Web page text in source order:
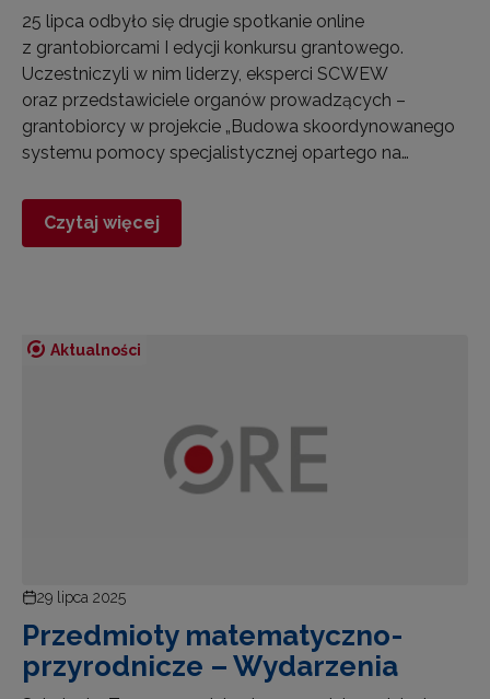
25 lipca odbyło się drugie spotkanie online
z grantobiorcami I edycji konkursu grantowego.
Uczestniczyli w nim liderzy, eksperci SCWEW
oraz przedstawiciele organów prowadzących –
grantobiorcy w projekcie „Budowa skoordynowanego
systemu pomocy specjalistycznej opartego na…
Czytaj więcej
Aktualności
29 lipca 2025
Przedmioty matematyczno-
przyrodnicze – Wydarzenia